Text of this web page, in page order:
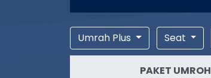
Umrah Plus Seat
PAKET UMROH